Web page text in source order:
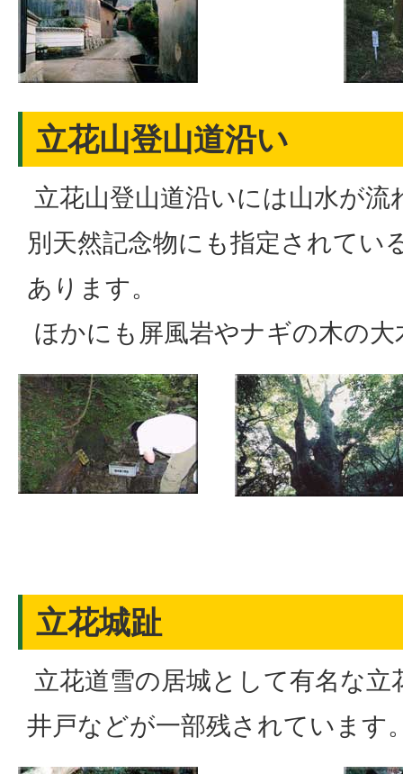
立花山登山道沿い
立花山登山道沿いには山水が
別天然記念物にも指定されてい
あります。
ほかにも屏風岩やナギの木の
立花城趾
立花道雪の居城として有名な立
井戸などが一部残されています